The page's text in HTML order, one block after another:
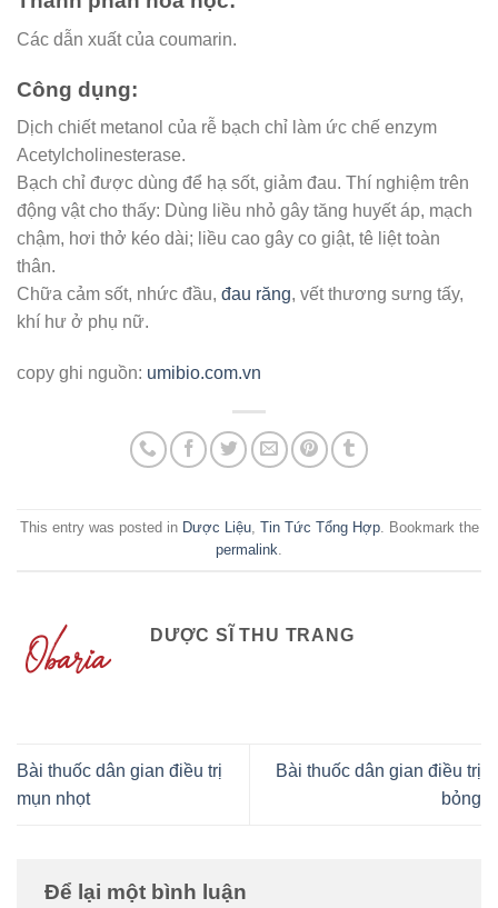
Các dẫn xuất của coumarin.
Công dụng:
Dịch chiết metanol của rễ bạch chỉ làm ức chế enzym
Acetylcholinesterase.
Bạch chỉ được dùng để hạ sốt, giảm đau. Thí nghiệm trên
động vật cho thấy: Dùng liều nhỏ gây tăng huyết áp, mạch
chậm, hơi thở kéo dài; liều cao gây co giật, tê liệt toàn
thân.
Chữa cảm sốt, nhức đầu, đau răng, vết thương sưng tấy,
khí hư ở phụ nữ.
copy ghi nguồn: umibio.com.vn
This entry was posted in Dược Liệu, Tin Tức Tổng Hợp. Bookmark the
permalink.
DƯỢC SĨ THU TRANG
Bài thuốc dân gian điều trị
mụn nhọt
Bài thuốc dân gian điều trị
bỏng
Để lại một bình luận